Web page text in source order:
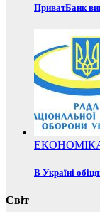
ПриватБанк
В Україні
Світ